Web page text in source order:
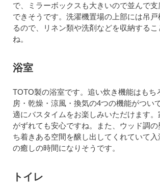
で、ミラーボックスも大きいので並んで
できそうです。洗濯機置場の上部には吊
るので、リネン類や洗剤などを収納する
ね。
浴室
TOTO製の浴室です。追い炊き機能はもち
房・乾燥・涼風・換気の4つの機能がつい
適にバスタイムをお楽しみいただけます
がずれても安心ですね。また、ウッド調
ち着きある空間を醸し出してくれていて入
の癒しの時間になりそうです。
トイレ